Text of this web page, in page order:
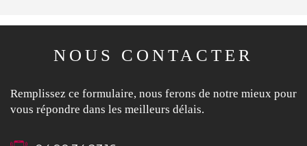
NOUS CONTACTER
Remplissez ce formulaire, nous ferons de notre mieux pour
vous répondre dans les meilleurs délais.